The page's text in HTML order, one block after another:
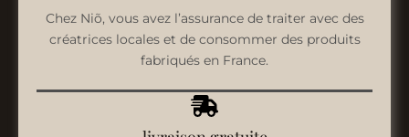
Chez Niõ, vous avez l’assurance de traiter avec des
créatrices locales et de consommer des produits
fabriqués en France.